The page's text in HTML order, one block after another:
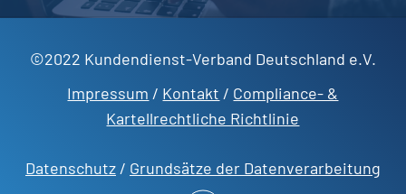
©2022 Kundendienst-Verband Deutschland e.V.
Impressum / Kontakt / Compliance- &
Kartellrechtliche Richtlinie
Datenschutz/ Grundsätze der Datenverarbeitung